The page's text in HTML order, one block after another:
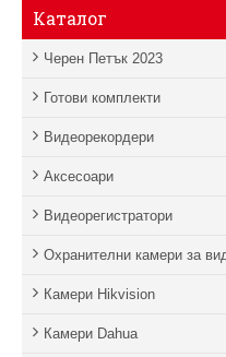
Каталог
Черен Петък 2023
Готови комплекти
Видеорекордери
Аксесоари
Видеорегистратори
Охранителни камери за
Камери Hikvision
Камери Dahua